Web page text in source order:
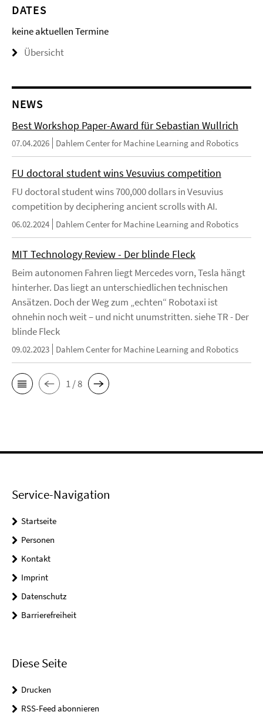
DATES
keine aktuellen Termine
Übersicht
NEWS
Best Workshop Paper-Award für Sebastian Wullrich
07.04.2026 Dahlem Center for Machine Learning and Robotics
FU doctoral student wins Vesuvius competition
FU doctoral student wins 700,000 dollars in Vesuvius
competition by deciphering ancient scrolls with AI.
06.02.2024 Dahlem Center for Machine Learning and Robotics
MIT Technology Review - Der blinde Fleck
Beim autonomen Fahren liegt Mercedes vorn, Tesla hängt
hinterher. Das liegt an unterschiedlichen technischen
Ansätzen. Doch der Weg zum „echten“ Robotaxi ist
ohnehin noch weit – und nicht unumstritten. siehe TR - Der
blinde Fleck
09.02.2023 Dahlem Center for Machine Learning and Robotics
1 / 8
Service-Navigation
Startseite
Personen
Kontakt
Imprint
Datenschutz
Barrierefreiheit
Diese Seite
Drucken
RSS-Feed abonnieren